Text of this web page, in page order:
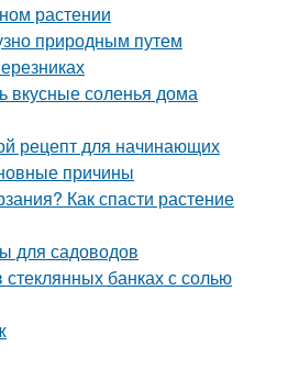
растении
природным путем
вкусные соленья дома
рецепт для начинающих
причины
Как спасти растение
для садоводов
банках с солью